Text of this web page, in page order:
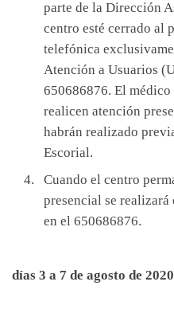
parte de la Dirección
centro esté cerrado al
telefónica
Atención a Usuarios
650686876. El
realicen atención
habrán realizado
Escorial.
Cuando el centro
presencial se
en el 650686876.
días 3 a 7 de agosto de 2020